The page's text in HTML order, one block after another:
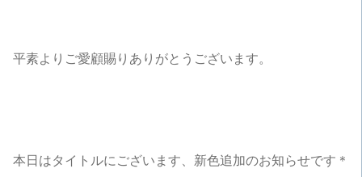
平素よりご愛顧賜りありがとうございます。
本日はタイトルにございます、新色追加のお知らせです＊